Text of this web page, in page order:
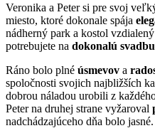
Veronika a Peter si pre svoj
miesto, ktoré dokonale spája
nádherný park a kostol
potrebujete na dokonalú svadbu
Ráno bolo plné úsmevov a
spoločnosti svojich najbližších
dobrou náladou urobili z
Peter na druhej strane vyžaroval
nadchádzajúceho dňa bolo jasné.